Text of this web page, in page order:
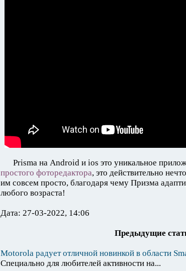
Prisma на Android и ios это уникальное
простого фоторедактора, это действительно
им совсем просто, благодаря чему Призма
любого возраста!
Дата: 27-03-2022, 14:06
Предыдущие
Motorola радует отличной новинкой в области
Специально для любителей активности на...